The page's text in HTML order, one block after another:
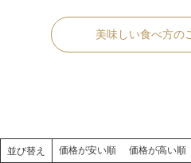
美味しい食べ方の
並び替え 価格が安い順 価格が高い順